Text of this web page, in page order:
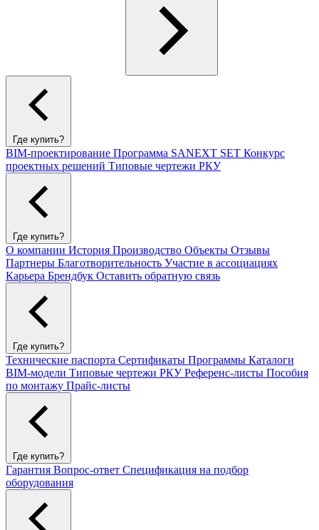
Где купить?
BIM-проектирование Программа SANEXT SET Конкурс
проектных решений Типовые чертежи РКУ
Где купить?
О компании История Производство Объекты Отзывы
Партнеры Благотворительность Участие в ассоциациях
Карьера Брендбук Оставить обратную связь
Где купить?
Технические паспорта Сертификаты Программы Каталоги
BIM-модели Типовые чертежи РКУРеференс-листы Пособия
по монтажу Прайс-листы
Где купить?
Гарантия Вопрос-ответ Спецификация на подбор
оборудования